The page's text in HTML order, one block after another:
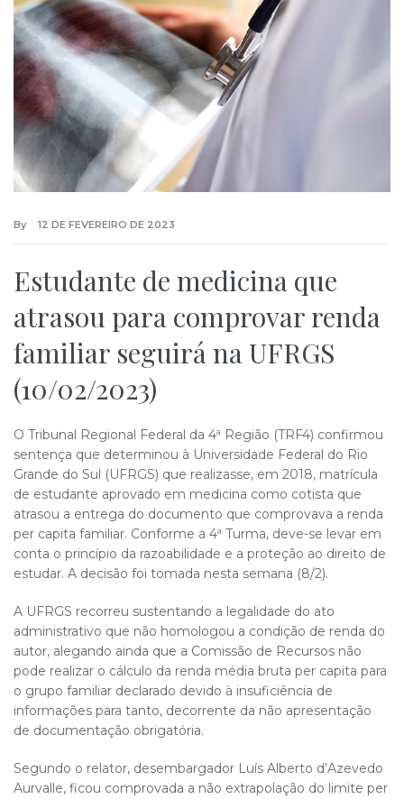
By 12 DE FEVEREIRO DE 2023
Estudante de medicina que
atrasou para comprovar renda
familiar seguirá na UFRGS
(10/02/2023)
O Tribunal Regional Federal da 4ª Região (TRF4) confirmou
sentença que determinou à Universidade Federal do Rio
Grande do Sul (UFRGS) que realizasse, em 2018, matrícula
de estudante aprovado em medicina como cotista que
atrasou a entrega do documento que comprovava a renda
per capita familiar. Conforme a 4ª Turma, deve-se levar em
conta o princípio da razoabilidade e a proteção ao direito de
estudar. A decisão foi tomada nesta semana (8/2).
A UFRGS recorreu sustentando a legalidade do ato
administrativo que não homologou a condição de renda do
autor, alegando ainda que a Comissão de Recursos não
pode realizar o cálculo da renda média bruta per capita para
o grupo familiar declarado devido à insuficiência de
informações para tanto, decorrente da não apresentação
de documentação obrigatória.
Segundo o relator, desembargador Luís Alberto d’Azevedo
Aurvalle, ficou comprovada a não extrapolação do limite per